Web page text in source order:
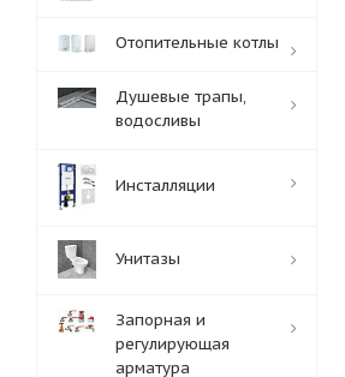
Отопительные котлы
Душевые трапы,
водосливы
Инсталляции
Унитазы
Запорная и
регулирующая
арматура